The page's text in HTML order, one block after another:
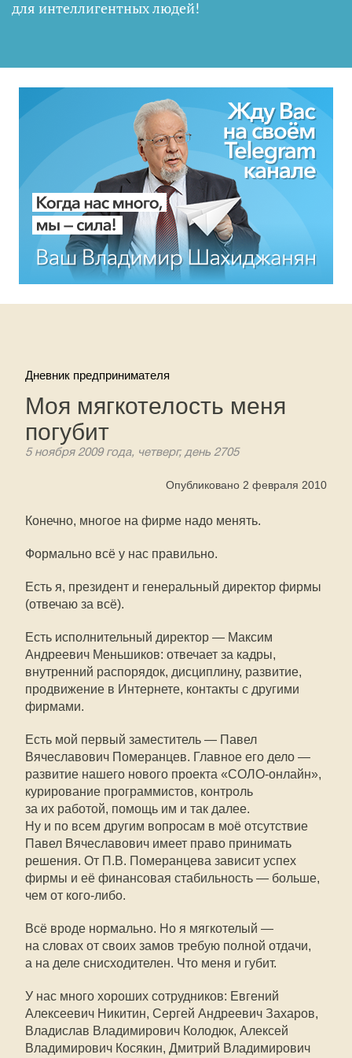
для интеллигентных людей!
Дневник предпринимателя
Моя мягкотелость меня
погубит
5 ноября 2009 года, четверг, день 2705
Опубликовано 2 февраля 2010
Конечно, многое на фирме надо менять.
Формально всё у нас правильно.
Есть я, президент и генеральный директор фирмы
(отвечаю за всё).
Есть исполнительный директор — Максим
Андреевич Меньшиков: отвечает за кадры,
внутренний распорядок, дисциплину, развитие,
продвижение в Интернете, контакты с другими
фирмами.
Есть мой первый заместитель — Павел
Вячеславович Померанцев. Главное его дело —
развитие нашего нового проекта «СОЛО-онлайн»,
курирование программистов, контроль
за их работой, помощь им и так далее.
Ну и по всем другим вопросам в моё отсутствие
Павел Вячеславович имеет право принимать
решения. От П.В. Померанцева зависит успех
фирмы и её финансовая стабильность — больше,
чем от кого-либо.
Всё вроде нормально. Но я мягкотелый —
на словах от своих замов требую полной отдачи,
а на деле снисходителен. Что меня и губит.
У нас много хороших сотрудников: Евгений
Алексеевич Никитин, Сергей Андреевич Захаров,
Владислав Владимирович Колодюк, Алексей
Владимирович Косякин, Дмитрий Владимирович